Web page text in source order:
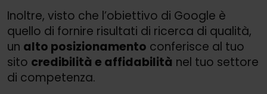
Inoltre, visto che l’obiettivo di Google è
quello di fornire risultati di ricerca di qualità,
un alto posizionamento conferisce al tuo
sito credibilità e affidabilità nel tuo settore
di competenza.